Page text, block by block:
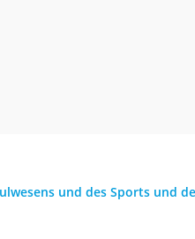
und des Sports und